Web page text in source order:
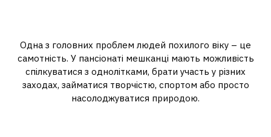
Одна з головних проблем людей похилого віку – це
самотність. У пансіонаті мешканці мають можливість
спілкуватися з однолітками, брати участь у різних
заходах, займатися творчістю, спортом або просто
насолоджуватися природою.